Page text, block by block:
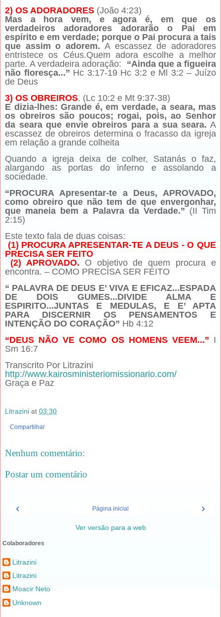
2) OS ADORADORES (João 4:23)
Mas a hora vem, e agora é, em que os
verdadeiros adoradores adorarão o Pai em
espírito e em verdade; porque o Pai procura a tais
que assim o adorem. A escassez de adoradores
entristece os Céus.Quem adora escolhe a melhor
parte. A verdadeira adoração: “Ainda que a figueira
não floresça...” Hc 3:17-19 Hc 3:2 e Ml 3:2 – Juízo
de Deus
3) OS OBREIROS. (Lc 10:2 e Mt 9:37-38)
E dizia-lhes: Grande é, em verdade, a seara, mas
os obreiros são poucos; rogai, pois, ao Senhor
da seara que envie obreiros para a sua seara. A
escassez de obreiros determina o fracasso da igreja
em relação a grande colheita
Quando a igreja deixa de colher, Satanás o faz,
alargando as portas do inferno e assolando a
sociedade.
“PROCURA Apresentar-te a Deus, APROVADO,
como obreiro que não tem de que envergonhar,
que maneia bem a Palavra da Verdade.” (II Tim
2:15)
Este texto fala de duas coisas:
(1) PROCURA APRESENTAR-TE A DEUS - O QUE
PRECISA SER FEITO
(2) APROVADO. O objetivo de quem procura e
encontra. – COMO PRECISA SER FEITO
“ PALAVRA DE DEUS E’ VIVA E EFICAZ...ESPADA
DE DOIS GUMES...DIVIDE ALMA E
ESPIRITO...JUNTAS E MEDULAS, E E’ APTA
PARA DISCERNIR OS PENSAMENTOS E
INTENÇÃO DO CORAÇÃO” Hb 4:12
“DEUS NÃO VE COMO OS HOMENS VEEM...” I
Sm 16:7
Transcrito Por Litrazini
http://www.kairosministeriomissionario.com/
Graça e Paz
Litrazini at 03:30
Compartilhar
Nenhum comentário:
Postar um comentário
‹ ›
Página inicial
Ver versão para a web
Colaboradores
Litrazini
Litrazini
Moacir Neto
Unknown